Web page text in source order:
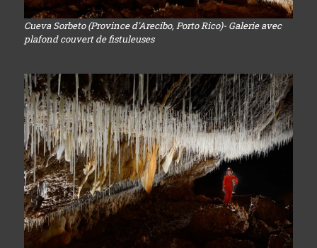
Cueva Sorbeto (Province d'Arecibo, Porto Rico)- Galerie avec
plafond couvert de fistuleuses